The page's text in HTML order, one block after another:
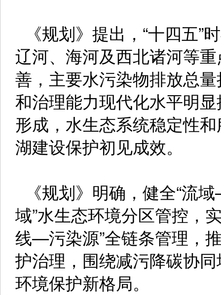
《规划》提出，“十四五”
辽河、海河及西北诸河等
善，主要水污染物排放总
和治理能力现代化水平明
形成，水生态系统稳定性
湖建设保护初见成效。
《规划》明确，健全“流
域”水生态环境分区管控
线—污染源”全链条管理，
护治理，围绕减污降碳协
环境保护新格局。